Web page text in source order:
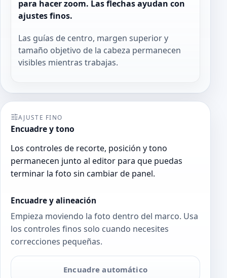
para hacer zoom. Las flechas ayudan con
ajustes finos.
Las guías de centro, margen superior y
tamaño objetivo de la cabeza permanecen
visibles mientras trabajas.
AJUSTE FINO
Encuadre y tono
Los controles de recorte, posición y tono
permanecen junto al editor para que puedas
terminar la foto sin cambiar de panel.
Encuadre y alineación
Empieza moviendo la foto dentro del marco. Usa
los controles finos solo cuando necesites
correcciones pequeñas.
Encuadre automático